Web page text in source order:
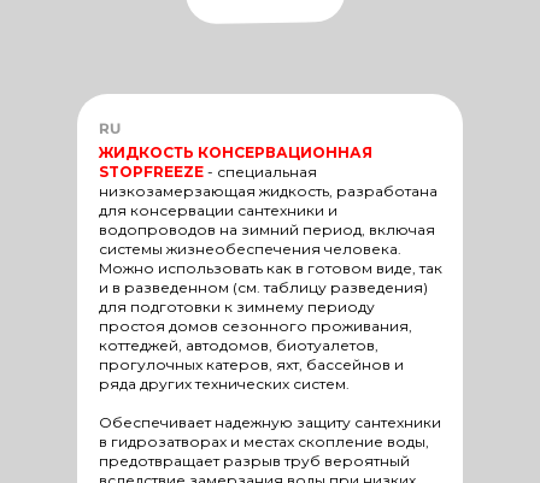
ЖИДКОСТЬ КОНСЕРВАЦИОННАЯ
STOPFREEZE - специальная
низкозамерзающая жидкость, разработана
для консервации сантехники и
водопроводов на зимний период, включая
системы жизнеобеспечения человека.
Можно использовать как в готовом виде, так
и в разведенном (см. таблицу разведения)
для подготовки к зимнему периоду
простоя домов сезонного проживания,
коттеджей, автодомов, биотуалетов,
прогулочных катеров, яхт, бассейнов и
ряда других технических систем.
Обеспечивает надежную защиту сантехники
в гидрозатворах и местах скопление воды,
предотвращает разрыв труб вероятный
RU